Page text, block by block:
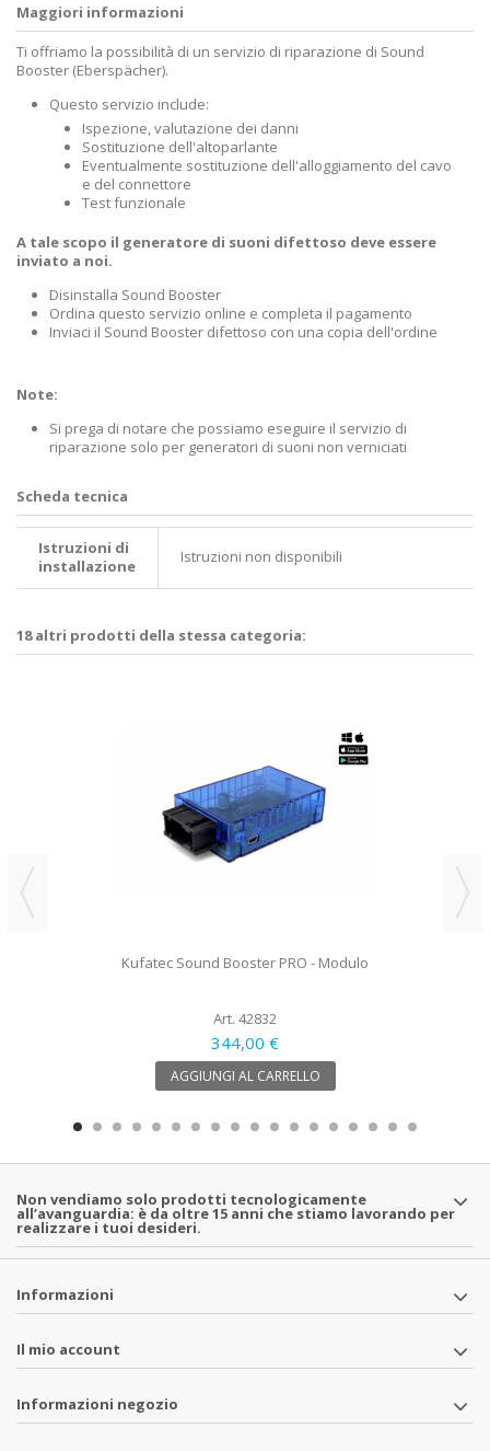
Maggiori informazioni
Ti offriamo la possibilità di un servizio di riparazione di Sound
Booster (Eberspächer).
Questo servizio include:
Ispezione, valutazione dei danni
Sostituzione dell'altoparlante
Eventualmente sostituzione dell'alloggiamento del cavo
e del connettore
Test funzionale
A tale scopo il generatore di suoni difettoso deve essere
inviato a noi.
Disinstalla Sound Booster
Ordina questo servizio online e completa il pagamento
Inviaci il Sound Booster difettoso con una copia dell'ordine
Note:
Si prega di notare che possiamo eseguire il servizio di
riparazione solo per generatori di suoni non verniciati
Scheda tecnica
Istruzioni di
installazione
Istruzioni non disponibili
18 altri prodotti della stessa categoria:
Kufatec Sound Booster PRO - Modulo
Art. 42832
344,00 €
AGGIUNGI AL CARRELLO
Non vendiamo solo prodotti tecnologicamente
all’avanguardia: è da oltre 15 anni che stiamo lavorando per
realizzare i tuoi desideri.
Informazioni
Il mio account
Informazioni negozio